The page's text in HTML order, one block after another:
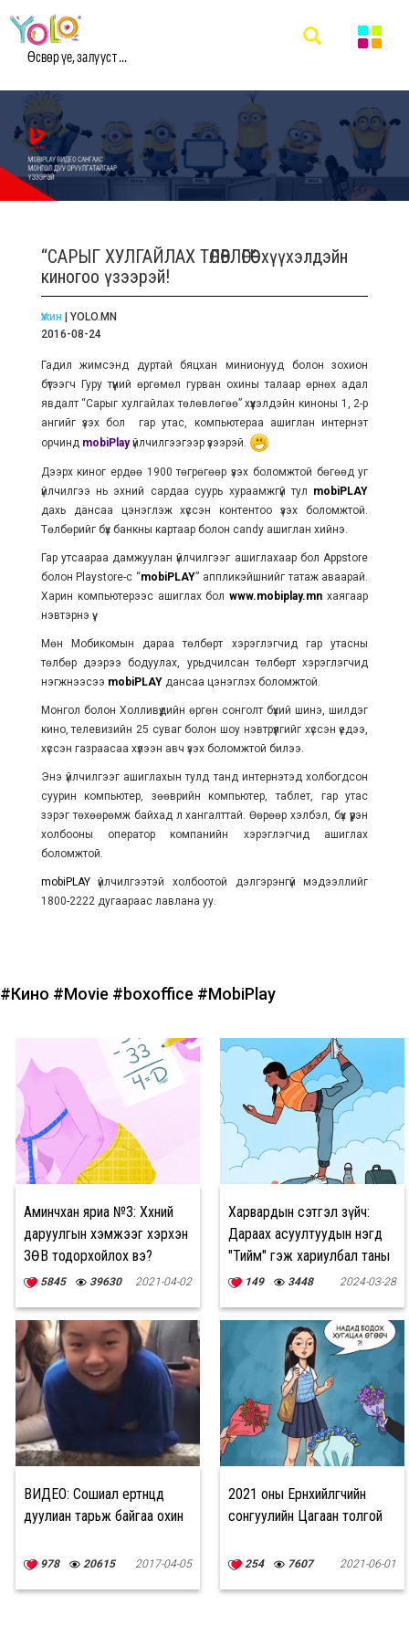
Өсвөр үе, залууст ...
“САРЫГ ХУЛГАЙЛАХ ТӨЛӨВЛӨГӨӨ” хүүхэлдэйн
киногоо үзээрэй!
Үжин | YOLO.MN
2016-08-24
Гадил жимсэнд дуртай бяцхан минионууд болон зохион
бүтээгч Гуру түүний өргөмөл гурван охины талаар өрнөх адал
явдалт “Сарыг хулгайлах төлөвлөгөө” хүүхэлдэйн киноны 1, 2-р
ангийг үзэх бол гар утас, компьютераа ашиглан интернэт
орчинд mobiPlay үйлчилгээгээр үзээрэй.
Дээрх киног ердөө 1900 төгрөгөөр үзэх боломжтой бөгөөд уг
үйлчилгээ нь эхний сардаа суурь хураамжгүй тул mobiPLAY
дахь дансаа цэнэглэж хүссэн контентоо үзэх боломжтой.
Төлбөрийг бүх банкны картаар болон сandy ашиглан хийнэ.
Гар утсаараа дамжуулан үйлчилгээг ашиглахаар бол Appstore
болон Playstore-с “mobiPLAY” аппликэйшнийг татаж аваарай.
Харин компьютерээс ашиглах бол www.mobiplay.mnхаягаар
нэвтэрнэ үү.
Мөн Мобикомын дараа төлбөрт хэрэглэгчид гар утасны
төлбөр дээрээ бодуулах, урьдчилсан төлбөрт хэрэглэгчид
нэгжнээсээ mobiPLAY дансаа цэнэглэх боломжтой.
Монгол болон Холливүүдийн өргөн сонголт бүхий шинэ, шилдэг
кино, телевизийн 25 суваг болон шоу нэвтрүүлгийг хүссэн үедээ,
хүссэн газраасаа хүлээн авч үзэх боломжтой билээ.
Энэ үйлчилгээг ашиглахын тулд танд интернэтэд холбогдсон
суурин компьютер, зөөврийн компьютер, таблет, гар утас
зэрэг төхөөрөмж байхад л хангалттай. Өөрөөр хэлбэл, бүх үүрэн
холбооны оператор компанийн хэрэглэгчид ашиглах
боломжтой.
mobiPLAYүйлчилгээтэй холбоотой дэлгэрэнгүй мэдээллийг
1800-2222 дугаараас лавлана уу.
#Кино #Movie #boxoffice #MobiPlay
Аминчхан яриа №3: Хөхний
даруулгын хэмжээг хэрхэн
ЗӨВ тодорхойлох вэ?
5845 39630 2021-04-02
Харвардын сэтгэл зүйч:
Дараах асуултуудын нэгд
"Тийм" гэж хариулбал таны
сэтгэл хөдлөл хэвийн
149 3448 2024-03-28
ВИДЕО: Сошиал ертөнцөд
дуулиан тарьж байгаа охин
978 20615 2017-04-05
2021 оны Ерөнхийлөгчийн
сонгуулийн Цагаан толгой
254 7607 2021-06-01